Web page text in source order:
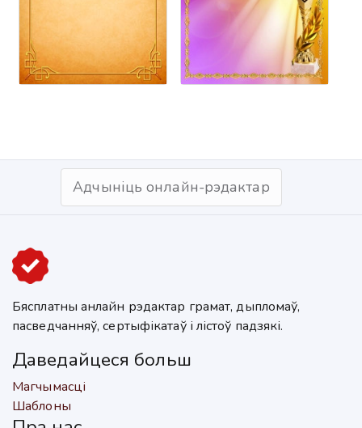
Адчыніць онлайн-рэдактар
Бясплатны анлайн рэдактар грамат, дыпломаў,
пасведчанняў, сертыфікатаў і лістоў падзякі.
Даведайцеся больш
Магчымасці
Шаблоны